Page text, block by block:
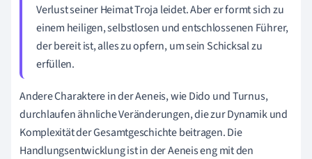
Verlust seiner Heimat Troja leidet. Aber er formt sich zu
einem heiligen, selbstlosen und entschlossenen Führer,
der bereit ist, alles zu opfern, um sein Schicksal zu
erfüllen.
Andere Charaktere in der Aeneis, wie Dido und Turnus,
durchlaufen ähnliche Veränderungen, die zur Dynamik und
Komplexität der Gesamtgeschichte beitragen. Die
Handlungsentwicklung ist in der Aeneis eng mit den